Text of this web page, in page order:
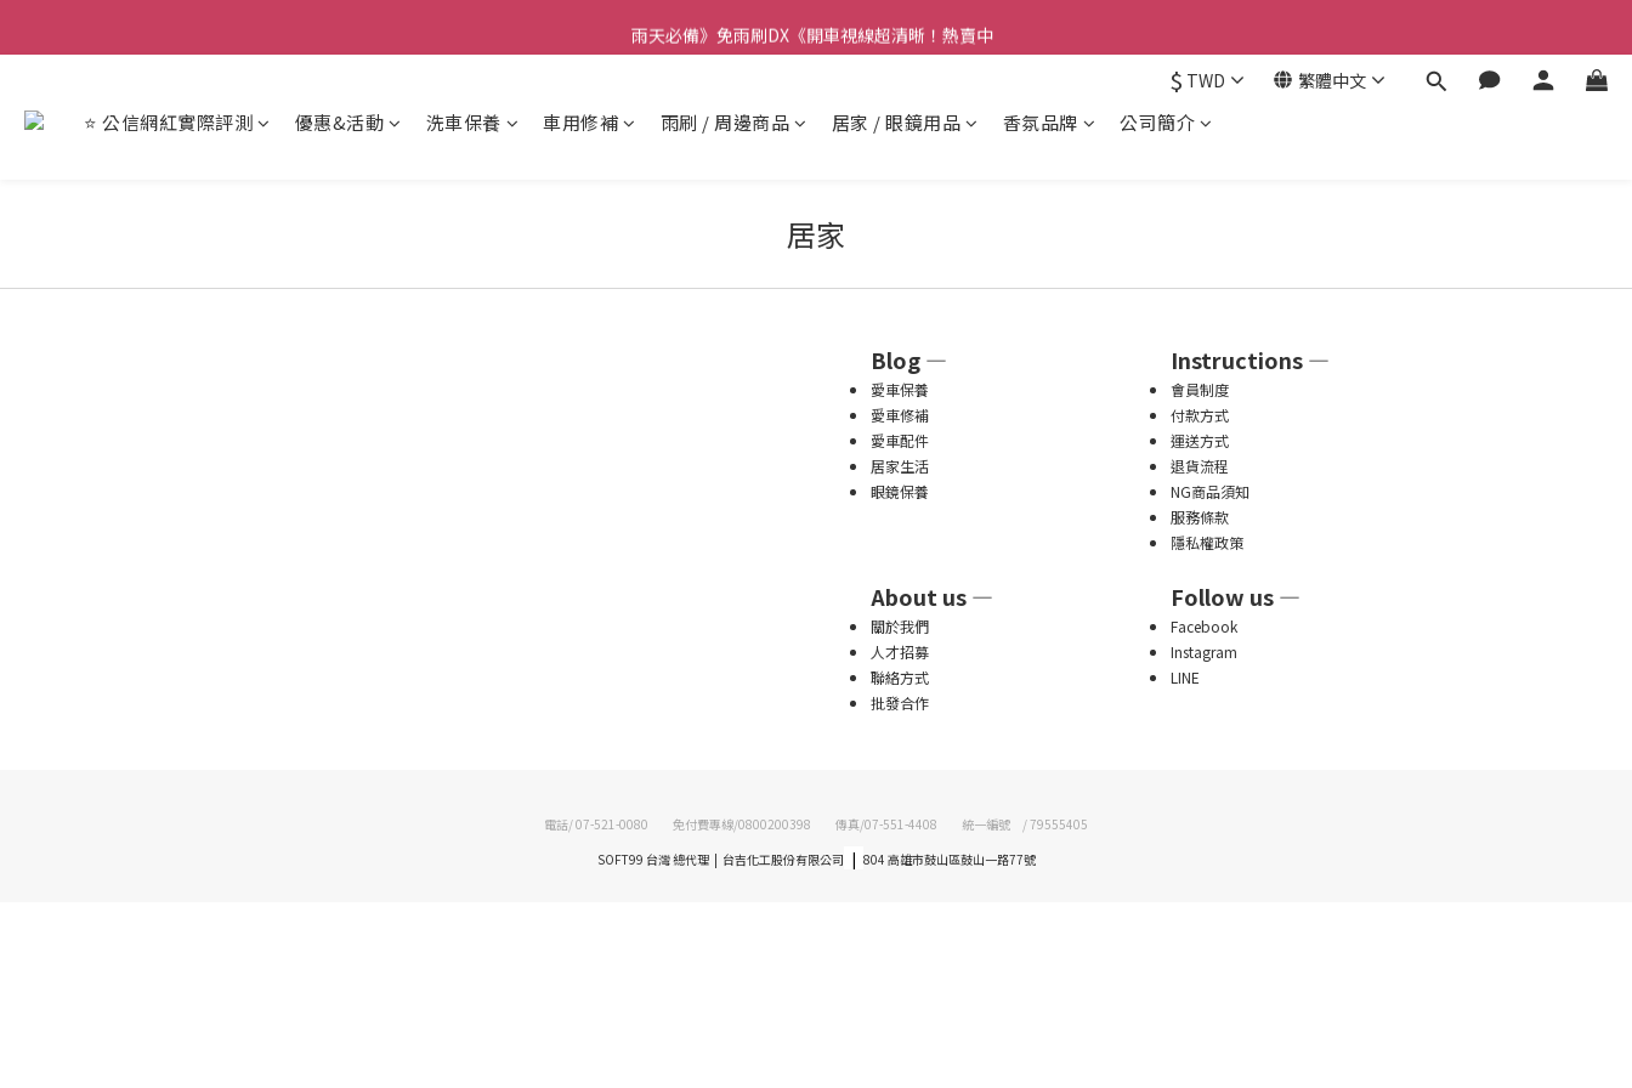
【重要】本公司不會在假日、非上班時段以電話連絡，若有疑慮請聯絡我們確認。
雨天必備》免雨刷DX《開車視線超清晰！熱賣中
$ TWD 繁體中文
⭐ 公信網紅實際評測 優惠&活動 洗車保養 車用修補 雨刷 / 周邊商品 居家 / 眼鏡用品 香氛品牌 公司簡介
居家
Blog — Instructions —
愛車保養
會員制度
愛車修補
付款方式
愛車配件
運送方式
居家生活
退貨流程
眼鏡保養
NG商品須知
服務條款
隱私權政策
About us — Follow us —
關於我們
Facebook
人才招募
Instagram
聯絡方式
LINE
批發合作
電話/ 07-521-0080 免付費專線/0800200398 傳真/07-551-4408 統一編號 / 79555405
SOFT99 台灣 總代理 | 台吉化工股份有限公司 | 804 高雄市鼓山區鼓山一路77號